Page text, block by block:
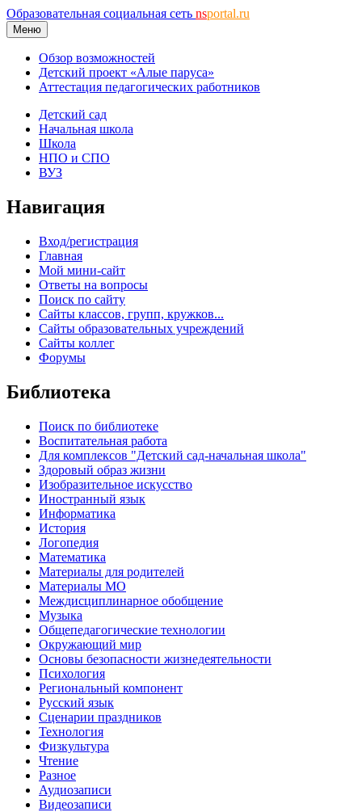
Образовательная социальная сеть nsportal.ru
Меню
Обзор возможностей
Детский проект «Алые паруса»
Аттестация педагогических работников
Детский сад
Начальная школа
Школа
НПО и СПО
ВУЗ
Навигация
Вход/регистрация
Главная
Мой мини-сайт
Ответы на вопросы
Поиск по сайту
Сайты классов, групп, кружков...
Сайты образовательных учреждений
Сайты коллег
Форумы
Библиотека
Поиск по библиотеке
Воспитательная работа
Для комплексов "Детский сад-начальная школа"
Здоровый образ жизни
Изобразительное искусство
Иностранный язык
Информатика
История
Логопедия
Математика
Материалы для родителей
Материалы МО
Междисциплинарное обобщение
Музыка
Общепедагогические технологии
Окружающий мир
Основы безопасности жизнедеятельности
Психология
Региональный компонент
Русский язык
Сценарии праздников
Технология
Физкультура
Чтение
Разное
Аудиозаписи
Видеозаписи